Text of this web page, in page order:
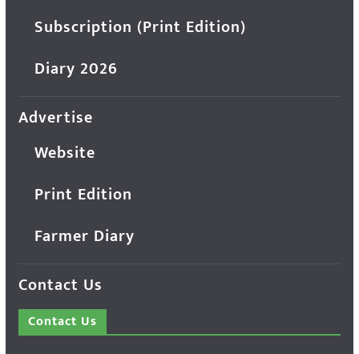
Subscription (Print Edition)
Diary 2026
Advertise
Website
Print Edition
Farmer Diary
Contact Us
Contact Us